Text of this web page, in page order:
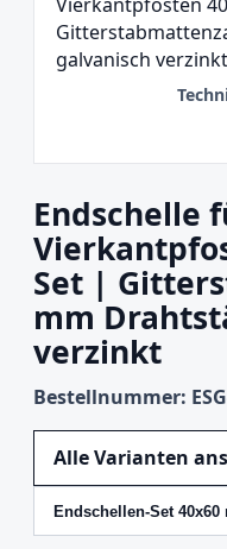
Endschelle
Set |
mm
verzinkt
Bestellnummer:
Alle Varianten